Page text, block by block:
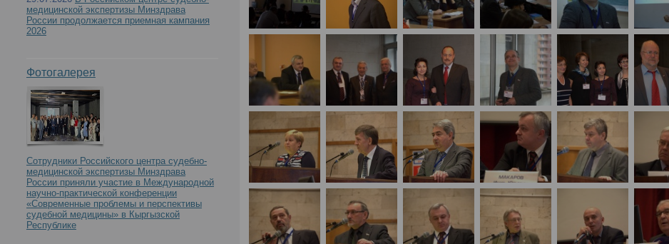
медицинской экспертизы Минздрава
России продолжается приемная кампания
2026
Фотогалерея
Сотрудники Российского центра судебно-
медицинской экспертизы Минздрава
России приняли участие в Международной
научно-практической конференции
«Современные проблемы и перспективы
судебной медицины» в Кыргызской
Республике